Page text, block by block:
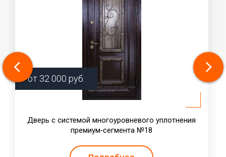
от 32 000 руб.
Дверь с системой многоуровневого уплотнения
премиум‑сегмента №18